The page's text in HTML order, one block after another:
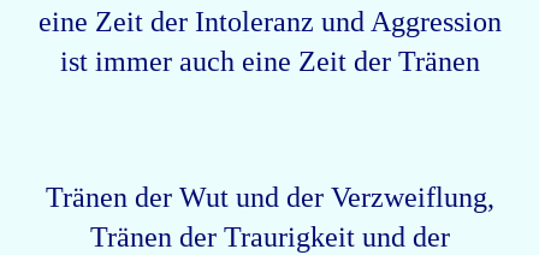
eine Zeit der Intoleranz und Aggression
ist immer auch eine Zeit der Tränen
Tränen der Wut und der Verzweiflung,
Tränen der Traurigkeit und der